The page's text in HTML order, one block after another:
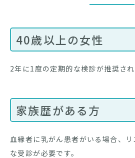
40歳以上の女性
2年に1度の定期的な検診が推奨され
家族歴がある方
血縁者に乳がん患者がいる場合、
な受診が必要です。